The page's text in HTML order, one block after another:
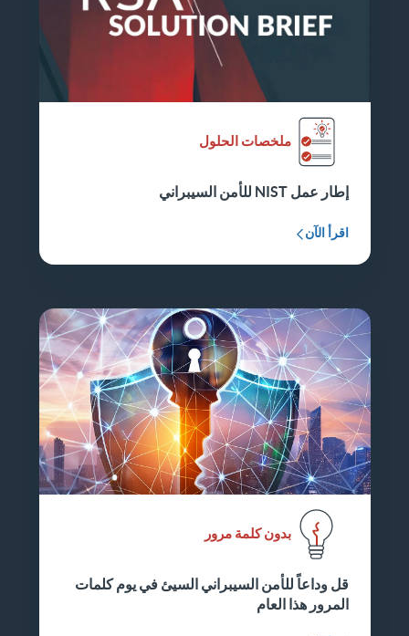
ملخصات الحلول
إطار عمل NIST للأمن السيبراني
اقرأ الآن
بدون كلمة مرور
قل وداعاً للأمن السيبراني السيئ في يوم كلمات
المرور هذا العام